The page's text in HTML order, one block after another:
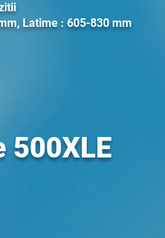
Latime : 605-830 mm
500XLE